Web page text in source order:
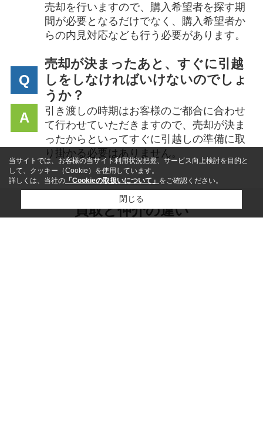
売却を行いますので、購入希望者を探す期
間が必要となるだけでなく、購入希望者か
らの内見対応なども行う必要があります。
Q
売却が決まったあと、すぐに引越
しをしなければいけないのでしょ
うか？
A
引き渡しの時期はお客様のご都合に合わせ
て行わせていただきますので、売却が決ま
ったからといってすぐに引越しの準備に取
り掛かる必要はありません。
買取と仲介の違い
当サイトでは、お客様の当サイト利用状況把握、サービス向上検討を目的と
して、クッキー（Cookie）を使用しています。
詳しくは、当社の 「Cookieの取扱いについて」 をご確認ください。
閉じる